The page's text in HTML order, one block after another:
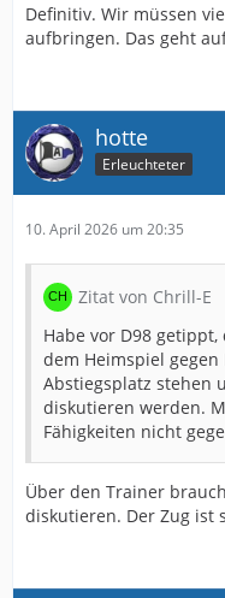
Definitiv. Wir müssen
aufbringen. Das geht
hotte
Erleuchteter
10. April 2026 um 20:35
Zitat von Chrill-E
Habe vor D98
dem Heimspiel
Abstiegsplatz stehen
diskutieren werden.
Fähigkeiten nicht
Über den Trainer
diskutieren. Der Zug ist